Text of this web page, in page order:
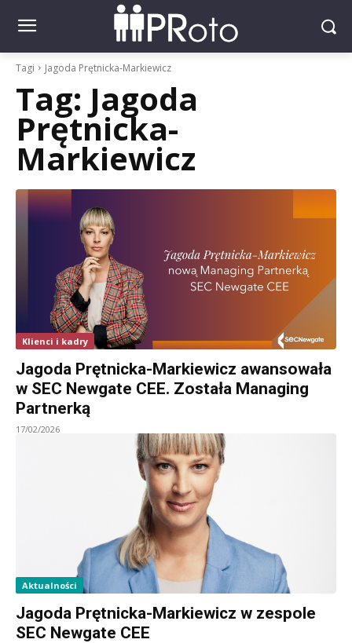
Tagi Jagoda Prętnicka-Markiewicz
Tag: Jagoda
Prętnicka-
Markiewicz
Klienci i kadry
Jagoda Prętnicka-Markiewicz awansowała
w SEC Newgate CEE. Została Managing
Partnerką
17/02/2026
Aktualności
Jagoda Prętnicka-Markiewicz w zespole
SEC Newgate CEE